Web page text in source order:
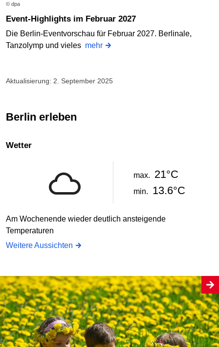
© dpa
Event-Highlights im Februar 2027
Die Berlin-Eventvorschau für Februar 2027. Berlinale,
Tanzolymp und vieles mehr
Aktualisierung: 2. September 2025
Berlin erleben
Wetter
max. 21°C
min. 13.6°C
Am Wochenende wieder deutlich ansteigende
Temperaturen
Weitere Aussichten